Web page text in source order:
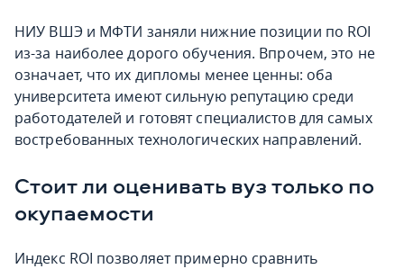
НИУ ВШЭ и МФТИ заняли нижние позиции по ROI
из-за наиболее дорого обучения. Впрочем, это не
означает, что их дипломы менее ценны: оба
университета имеют сильную репутацию среди
работодателей и готовят специалистов для самых
востребованных технологических направлений.
Стоит ли оценивать вуз только по
окупаемости
Индекс ROI позволяет примерно сравнить